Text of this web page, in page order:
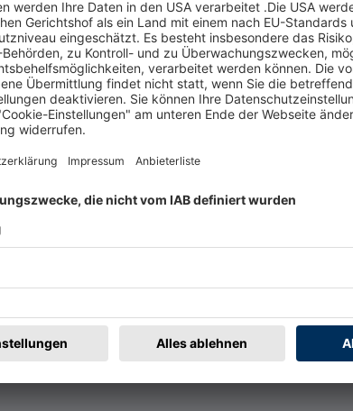
zeitung.de
Rechtliches
Impressum